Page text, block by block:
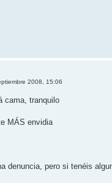
2008, 15:06
cama, tranquilo
MÁS envidia
denuncia, pero si tenéis